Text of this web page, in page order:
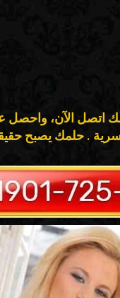
اتصل الآن،
. حلمك يصبح